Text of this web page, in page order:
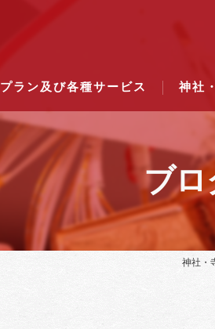
プラン及び各種サービス 神社
結
結
ブロ
神社・